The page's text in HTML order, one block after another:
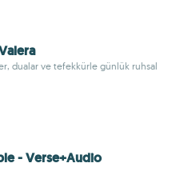
dualar ve tefekkürle günlük ruhsal
- Verse+Audio